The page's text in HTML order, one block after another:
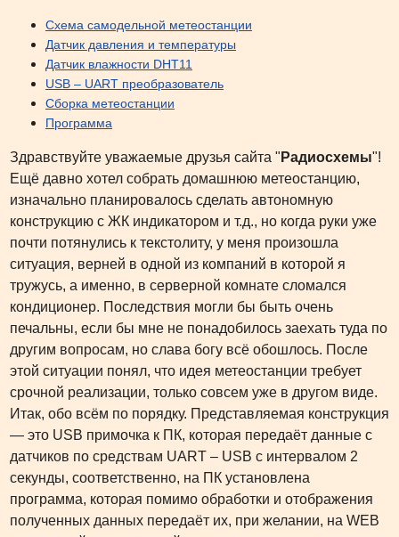
Схема самодельной метеостанции
Датчик давления и температуры
Датчик влажности DHT11
USB – UART преобразователь
Сборка метеостанции
Программа
Здравствуйте уважаемые друзья сайта " Радиосхемы"!
Ещё давно хотел собрать домашнюю метеостанцию,
изначально планировалось сделать автономную
конструкцию с ЖК индикатором и т.д., но когда руки уже
почти потянулись к текстолиту, у меня произошла
ситуация, верней в одной из компаний в которой я
тружусь, а именно, в серверной комнате сломался
кондиционер. Последствия могли бы быть очень
печальны, если бы мне не понадобилось заехать туда по
другим вопросам, но слава богу всё обошлось. После
этой ситуации понял, что идея метеостанции требует
срочной реализации, только совсем уже в другом виде.
Итак, обо всём по порядку. Представляемая конструкция
— это USB примочка к ПК, которая передаёт данные с
датчиков по средствам UART – USB с интервалом 2
секунды, соответственно, на ПК установлена
программа, которая помимо обработки и отображения
полученных данных передаёт их, при желании, на WEB